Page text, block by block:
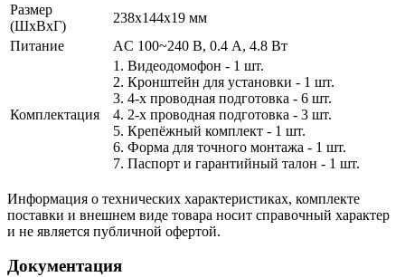
Размер
(ШxВxГ)
238х144х19 мм
Питание
AC 100~240 В, 0.4 А, 4.8 Вт
Комплектация
1. Видеодомофон - 1 шт.
2. Кронштейн для установки - 1 шт.
3. 4-х проводная подготовка - 6 шт.
4. 2-х проводная подготовка - 3 шт.
5. Крепёжный комплект - 1 шт.
6. Форма для точного монтажа - 1 шт.
7. Паспорт и гарантийный талон - 1 шт.
Информация о технических характеристиках, комплекте
поставки и внешнем виде товара носит справочный характер
и не является публичной офертой.
Документация